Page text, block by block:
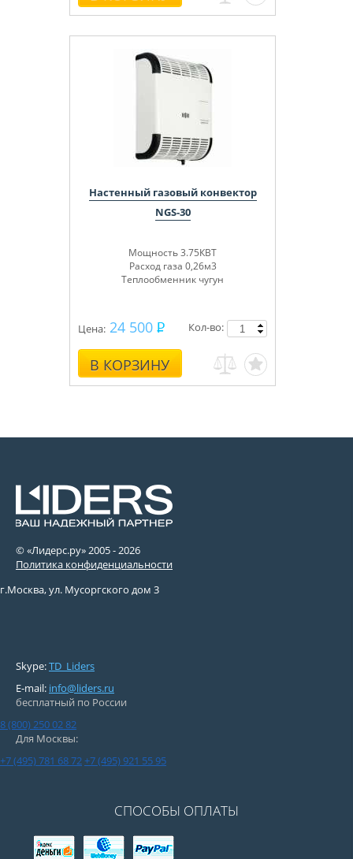
Настенный газовый конвектор
NGS-30
Мощность 3.75КВТ
Расход газа 0,26м3
Теплообменник чугун
Цена: 24 500
В КОРЗИНУ
Кол-во:
© «Лидерс.ру» 2005 -2026
Политика конфиденциальности
г.Москва, ул. Мусоргского дом 3
Skype:TD_Liders
E-mail: info@liders.ru
бесплатный по России
8 (800) 250 02 82
Для Москвы:
+7 (495) 781 68 72+7 (495) 921 55 95
СПОСОБЫ ОПЛАТЫ